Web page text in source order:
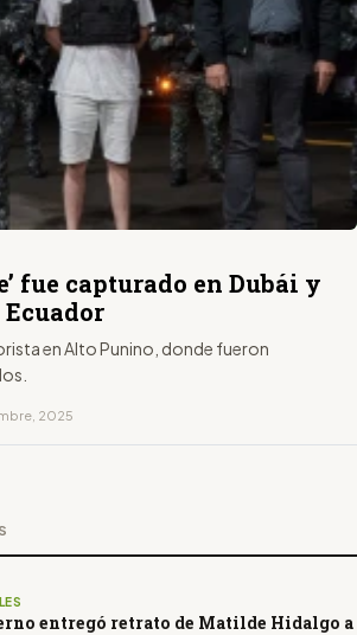
fue capturado en Dubái y
en Alto Punino, donde fueron
2025
entregó retrato de Matilde Hidalgo a